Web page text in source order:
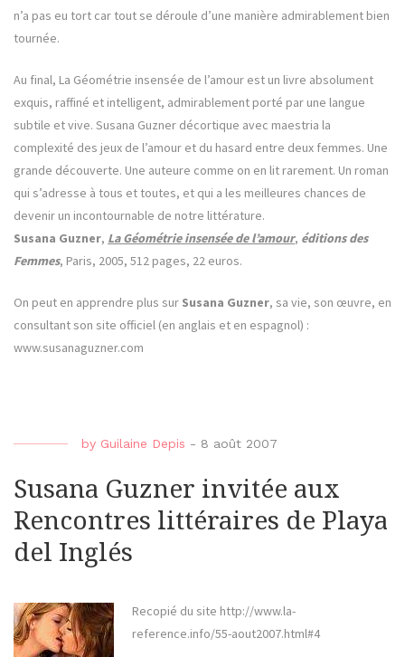
n’a pas eu tort car tout se déroule d’une manière admirablement bien
tournée.
Au final, La Géométrie insensée de l’amour est un livre absolument
exquis, raffiné et intelligent, admirablement porté par une langue
subtile et vive. Susana Guzner décortique avec maestria la
complexité des jeux de l’amour et du hasard entre deux femmes. Une
grande découverte. Une auteure comme on en lit rarement. Un roman
qui s’adresse à tous et toutes, et qui a les meilleures chances de
devenir un incontournable de notre littérature.
Susana Guzner, La Géométrie insensée de l’amour, éditions des
Femmes, Paris, 2005, 512 pages, 22 euros.
On peut en apprendre plus sur Susana Guzner, sa vie, son œuvre, en
consultant son site officiel (en anglais et en espagnol) :
www.susanaguzner.com
by Guilaine Depis - 8 août 2007
Susana Guzner invitée aux
Rencontres littéraires de Playa
del Inglés
Recopié du site http://www.la-
reference.info/55-aout2007.html#4